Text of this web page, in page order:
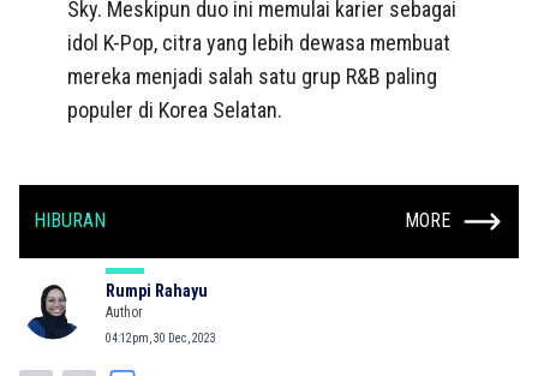
Sky. Meskipun duo ini memulai karier sebagai
idol K-Pop, citra yang lebih dewasa membuat
mereka menjadi salah satu grup R&B paling
populer di Korea Selatan.
HIBURAN MORE
Rumpi Rahayu
Author
04:12pm, 30 Dec, 2023